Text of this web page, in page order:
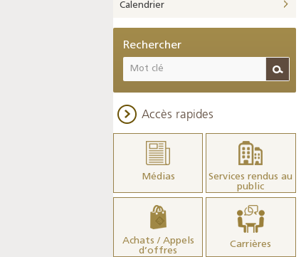
Calendrier
Rechercher
Accès rapides
Médias
Services rendus au
public
Achats / Appels
d’offres
Carrières